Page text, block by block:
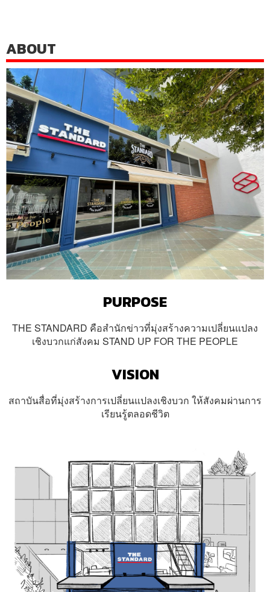
ABOUT
PURPOSE
THE STANDARD คือสำนักข่าวที่มุ่งสร้างความเปลี่ยนแปลง
เชิงบวกแก่สังคม STAND UP FOR THE PEOPLE
VISION
สถาบันสื่อที่มุ่งสร้างการเปลี่ยนแปลงเชิงบวก ให้สังคมผ่านการ
เรียนรู้ตลอดชีวิต